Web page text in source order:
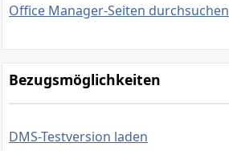
Office Manager-Seiten durchsuchen
Bezugsmöglichkeiten
DMS-Testversion laden